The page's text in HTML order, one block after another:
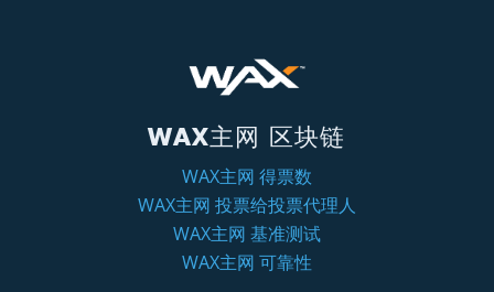
WAX主网 区块链
WAX主网 得票数
WAX主网 投票给投票代理人
WAX主网 基准测试
WAX主网 可靠性